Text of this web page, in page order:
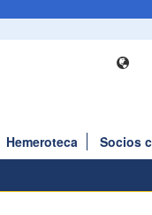
Hemeroteca
Socios